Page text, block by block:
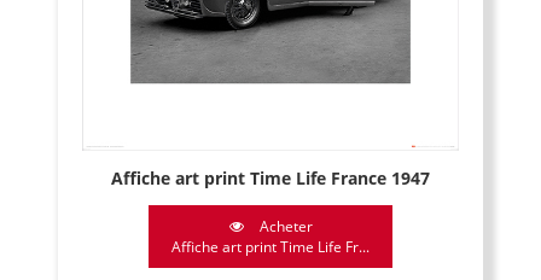
Affiche art print Time Life France 1947
Acheter
Affiche art print Time Life Fr...